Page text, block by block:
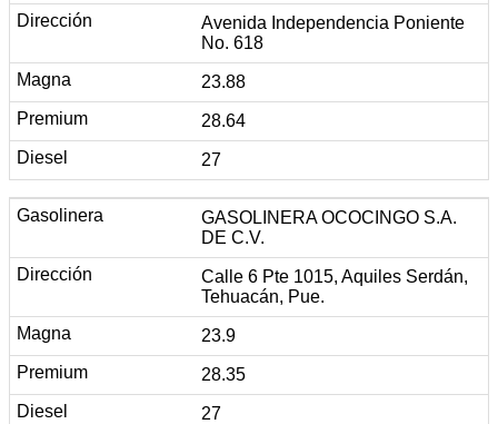
Avenida Independencia Poniente
No. 618
23.88
28.64
27
GASOLINERA OCOCINGO S.A.
DE C.V.
Calle 6 Pte 1015, Aquiles Serdán,
Tehuacán, Pue.
23.9
28.35
27